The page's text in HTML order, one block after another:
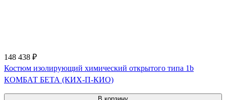
148 438 ₽
Костюм изолирующий химический открытого типа 1b
КОМБАТ БЕТА (КИХ-П-КИО)